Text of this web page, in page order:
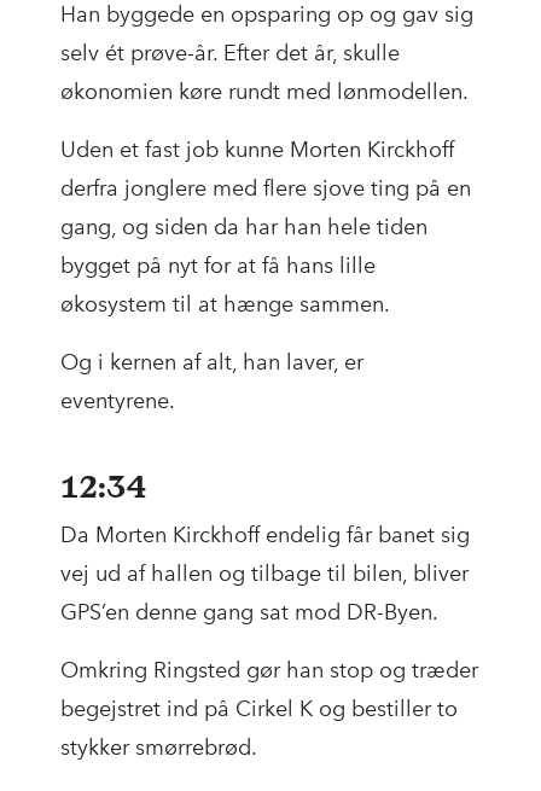
Han byggede en opsparing op og gav sig
selv ét prøve-år. Efter det år, skulle
økonomien køre rundt med lønmodellen.
Uden et fast job kunne Morten Kirckhoff
derfra jonglere med flere sjove ting på en
gang, og siden da har han hele tiden
bygget på nyt for at få hans lille
økosystem til at hænge sammen.
Og i kernen af alt, han laver, er
eventyrene.
12:34
Da Morten Kirckhoff endelig får banet sig
vej ud af hallen og tilbage til bilen, bliver
GPS’en denne gang sat mod DR-Byen.
Omkring Ringsted gør han stop og træder
begejstret ind på Cirkel K og bestiller to
stykker smørrebrød.